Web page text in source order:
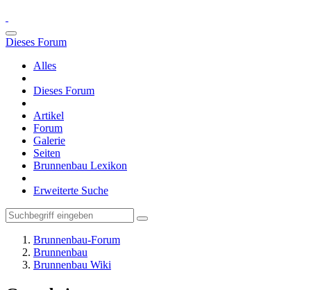
Dieses Forum
Alles
Dieses Forum
Artikel
Forum
Galerie
Seiten
Brunnenbau Lexikon
Erweiterte Suche
Brunnenbau-Forum
Brunnenbau
Brunnenbau Wiki